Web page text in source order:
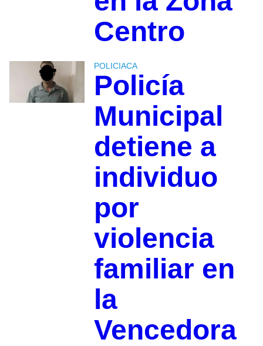
Centro
POLICIACA
Policía
Municipal
detiene a
individuo
por
violencia
familiar en
la
Vencedora